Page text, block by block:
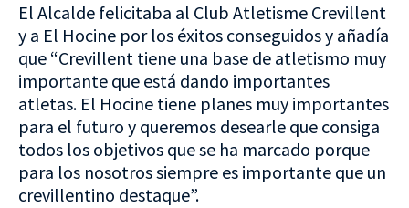
El Alcalde felicitaba al Club Atletisme Crevillent
y a El Hocine por los éxitos conseguidos y añadía
que “Crevillent tiene una base de atletismo muy
importante que está dando importantes
atletas. El Hocine tiene planes muy importantes
para el futuro y queremos desearle que consiga
todos los objetivos que se ha marcado porque
para los nosotros siempre es importante que un
crevillentino destaque”.